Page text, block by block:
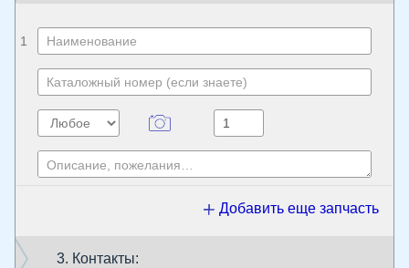
1
Добавить еще запчасть
3. Контакты: